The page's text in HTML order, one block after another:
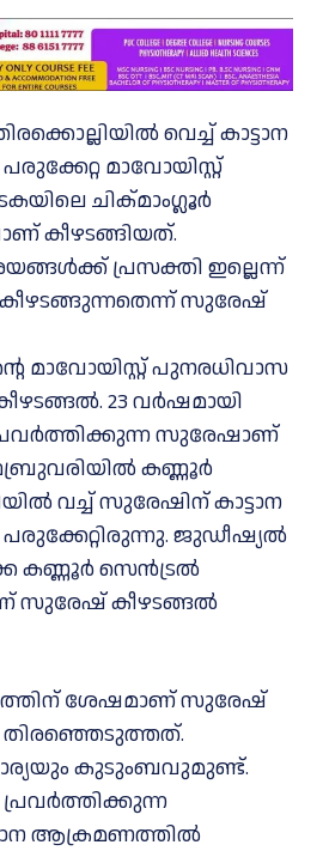
വെച്ച്‌ കാട്ടാന
മാവോയിസ്റ്റ്
ചിക്മാംഗ്ലൂര്‍
കീഴടങ്ങിയത്.
പ്രസക്തി ഇല്ലെന്ന്
കീഴടങ്ങുന്നതെന്ന് സുരേഷ്
മാവോയിസ്റ്റ് പുനരധിവാസ
23 വര്‍ഷമായി
പ്രവര്‍ത്തിക്കുന്ന സുരേഷാണ്
കണ്ണൂര്‍
വച്ച്‌ സുരേഷിന് കാട്ടാന
ജുഡീഷ്യല്‍
കണ്ണൂര്‍ സെന്‍ട്രല്‍
സുരേഷ് കീഴടങ്ങല്‍
ശേഷമാണ് സുരേഷ്
തിരഞ്ഞെടുത്തത്.
കുടുംബവുമുണ്ട്.
ആക്രമണത്തില്‍